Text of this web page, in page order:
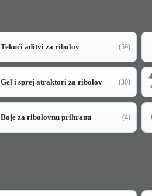
Tekući aditvi za ribolov (59)
Gel i sprej atraktori za ribolov (30)
Boje za ribolovnu prihranu (4)